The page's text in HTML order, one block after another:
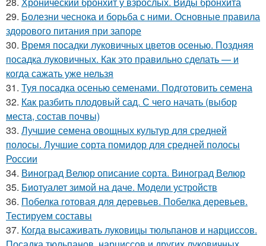
29. Болезни чеснока и борьба с ними. Основные правила
здорового питания при запоре
30. Время посадки луковичных цветов осенью. Поздняя
посадка луковичных. Как это правильно сделать — и
когда сажать уже нельзя
31. Туя посадка осенью семенами. Подготовить семена
32. Как разбить плодовый сад. С чего начать (выбор
места, состав почвы)
33. Лучшие семена овощных культур для средней
полосы. Лучшие сорта помидор для средней полосы
России
34. Виноград Велюр описание сорта. Виноград Велюр
35. Биотуалет зимой на даче. Модели устройств
36. Побелка готовая для деревьев. Побелка деревьев.
Тестируем составы
37. Когда высаживать луковицы тюльпанов и нарциссов.